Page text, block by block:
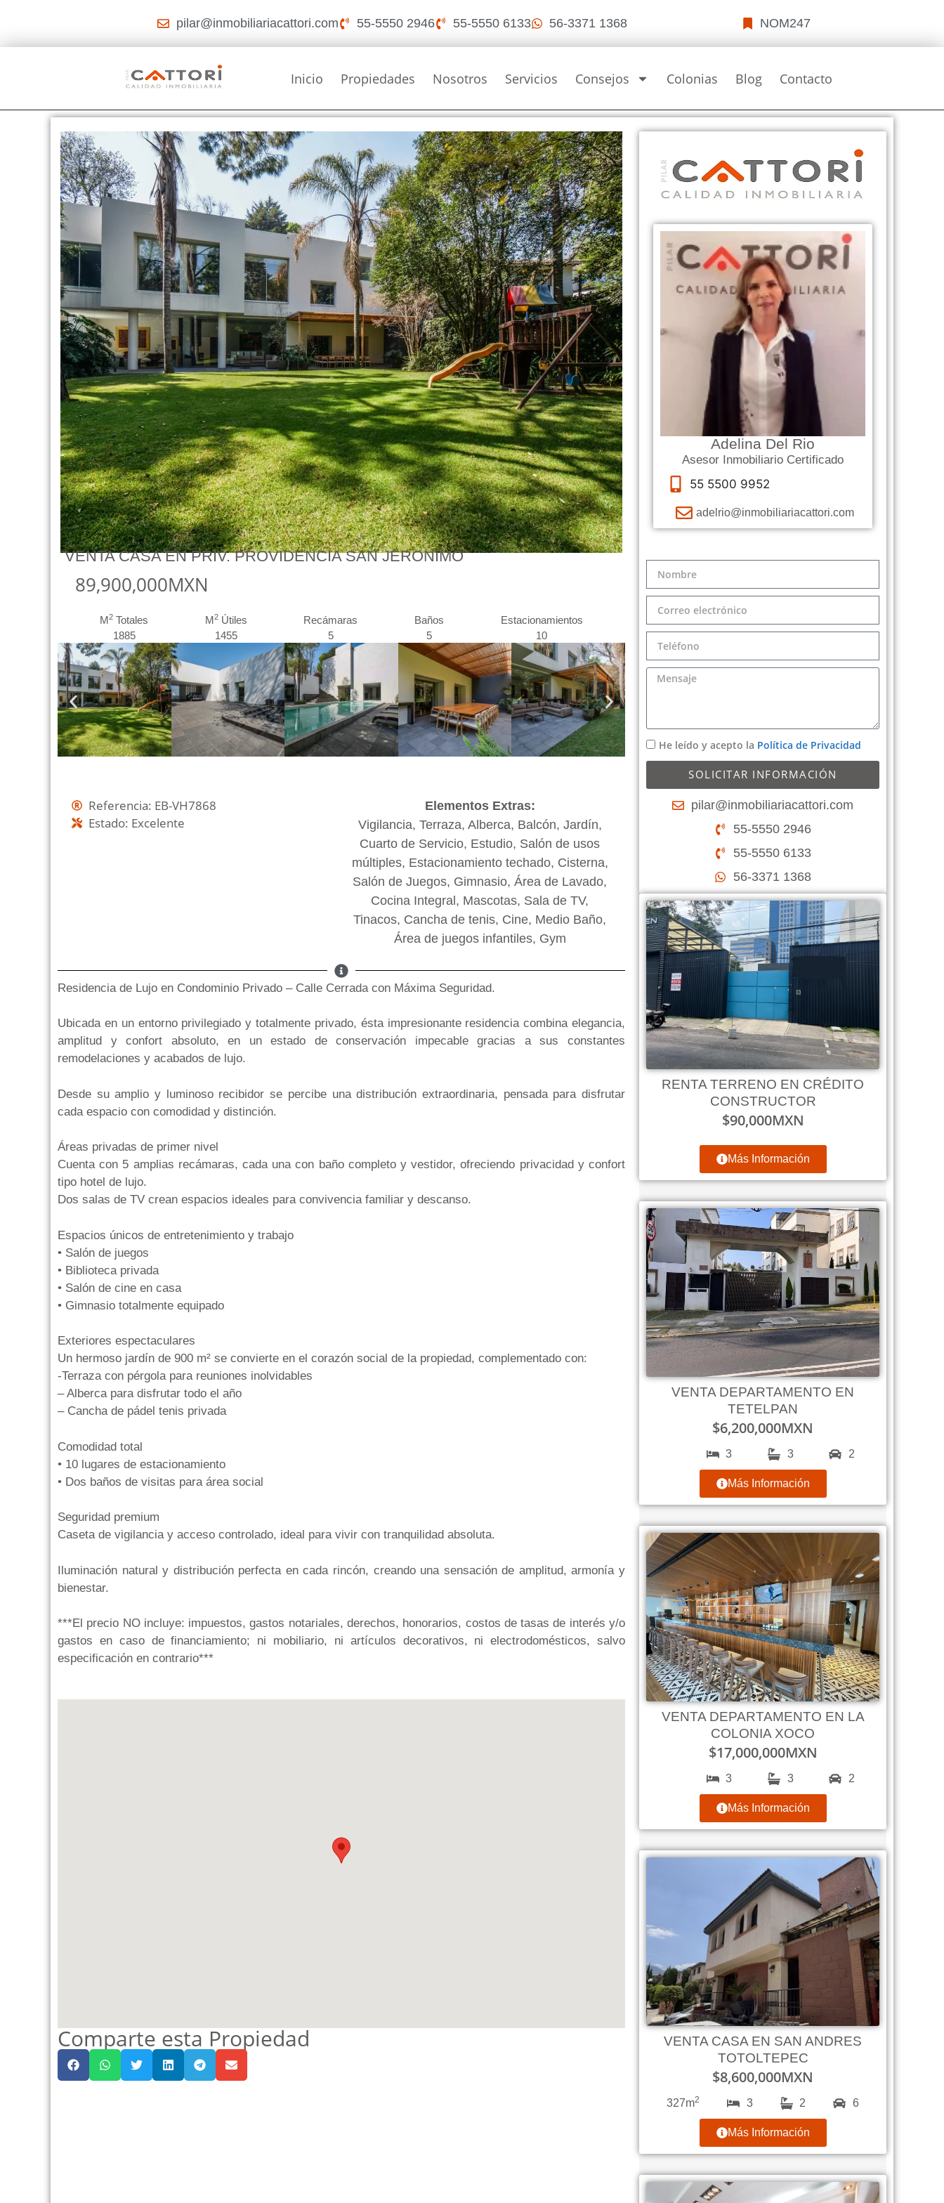
pilar@inmobiliariacattori.com 55-5550 2946 55-5550 6133 56-3371 1368 NOM247
Inicio Propiedades Nosotros Servicios Consejos Colonias Blog Contacto
VENTA CASA EN PRIV. PROVIDENCIA SAN JERONIMO
89,900,000MXN
M2 Totales
1885
M2Útiles
1455
Recámaras
5
Baños
5
Estacionamientos
10
Referencia: EB-VH7868
Estado: Excelente
Elementos Extras:
Vigilancia, Terraza, Alberca, Balcón, Jardín,
Cuarto de Servicio, Estudio, Salón de usos
múltiples, Estacionamiento techado, Cisterna,
Salón de Juegos, Gimnasio, Área de Lavado,
Cocina Integral, Mascotas, Sala de TV,
Tinacos, Cancha de tenis, Cine, Medio Baño,
Área de juegos infantiles, Gym
Residencia de Lujo en Condominio Privado – Calle Cerrada con Máxima Seguridad.
Ubicada en un entorno privilegiado y totalmente privado, ésta impresionante residencia combina elegancia,
amplitud y confort absoluto, en un estado de conservación impecable gracias a sus constantes
remodelaciones y acabados de lujo.
Desde su amplio y luminoso recibidor se percibe una distribución extraordinaria, pensada para disfrutar
cada espacio con comodidad y distinción.
Áreas privadas de primer nivel
Cuenta con 5 amplias recámaras, cada una con baño completo y vestidor, ofreciendo privacidad y confort
tipo hotel de lujo.
Dos salas de TV crean espacios ideales para convivencia familiar y descanso.
Espacios únicos de entretenimiento y trabajo
• Salón de juegos
• Biblioteca privada
• Salón de cine en casa
• Gimnasio totalmente equipado
Exteriores espectaculares
Un hermoso jardín de 900 m² se convierte en el corazón social de la propiedad, complementado con:
-Terraza con pérgola para reuniones inolvidables
– Alberca para disfrutar todo el año
– Cancha de pádel tenis privada
Comodidad total
• 10 lugares de estacionamiento
• Dos baños de visitas para área social
Seguridad premium
Caseta de vigilancia y acceso controlado, ideal para vivir con tranquilidad absoluta.
Iluminación natural y distribución perfecta en cada rincón, creando una sensación de amplitud, armonía y
bienestar.
***El precio NO incluye: impuestos, gastos notariales, derechos, honorarios, costos de tasas de interés y/o
gastos en caso de financiamiento; ni mobiliario, ni artículos decorativos, ni electrodomésticos, salvo
especificación en contrario***
Comparte esta Propiedad
Adelina Del Rio
Asesor Inmobiliario Certificado
55 5500 9952
adelrio@inmobiliariacattori.com
He leído y acepto la Política de Privacidad
SOLICITAR INFORMACIÓN
pilar@inmobiliariacattori.com
55-5550 2946
55-5550 6133
56-3371 1368
RENTA TERRENO EN CRÉDITO
CONSTRUCTOR
$90,000MXN
Más Información
VENTA DEPARTAMENTO EN
TETELPAN
$6,200,000MXN
3 3 2
Más Información
VENTA DEPARTAMENTO EN LA
COLONIA XOCO
$17,000,000MXN
3 3 2
Más Información
VENTA CASA EN SAN ANDRES
TOTOLTEPEC
$8,600,000MXN
327m2 3 2 6
Más Información